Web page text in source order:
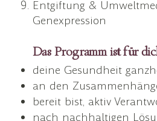
Entgiftung &
Genexpression
Das Programm ist für
deine Gesundheit
an den
bereit bist, aktiv
nach nachhaltigen